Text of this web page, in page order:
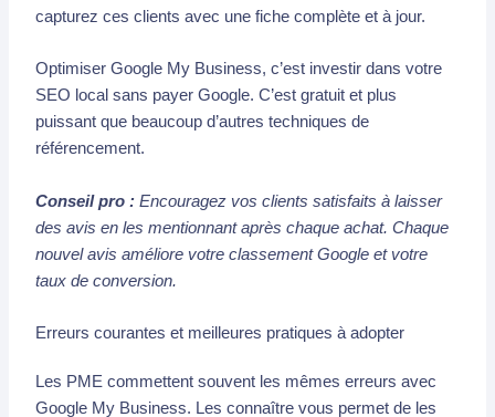
capturez ces clients avec une fiche complète et à jour.
Optimiser Google My Business, c’est investir dans votre
SEO local sans payer Google. C’est gratuit et plus
puissant que beaucoup d’autres techniques de
référencement.
Conseil pro : Encouragez vos clients satisfaits à laisser
des avis en les mentionnant après chaque achat. Chaque
nouvel avis améliore votre classement Google et votre
taux de conversion.
Erreurs courantes et meilleures pratiques à adopter
Les PME commettent souvent les mêmes erreurs avec
Google My Business. Les connaître vous permet de les